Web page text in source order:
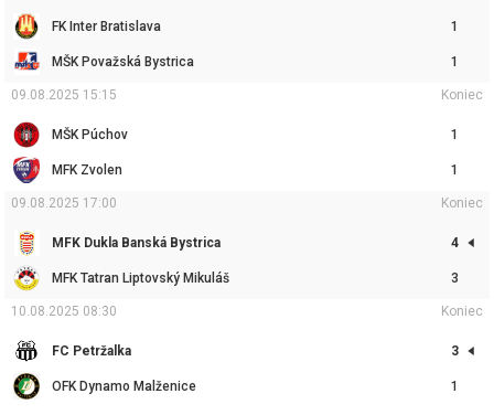
FK Inter Bratislava 1
MŠK Považská Bystrica 1
09.08.2025 15:15 Koniec
MŠK Púchov 1
MFK Zvolen 1
09.08.2025 17:00 Koniec
MFK Dukla Banská Bystrica 4
MFK Tatran Liptovský Mikuláš 3
10.08.2025 08:30 Koniec
FC Petržalka 3
OFK Dynamo Malženice 1